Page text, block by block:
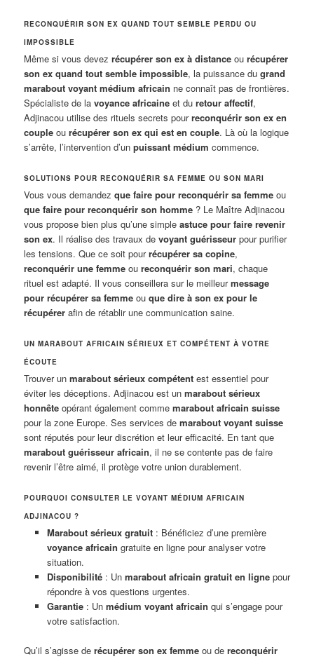
RECONQUÉRIR SON EX QUAND TOUT SEMBLE PERDU OU
IMPOSSIBLE
Même si vous devezrécupérer son ex à distance ourécupérer
son ex quand tout semble impossible, la puissance dugrand
marabout voyant médium africain ne connaît pas de frontières.
Spécialiste de lavoyance africaine et duretour affectif,
Adjinacou utilise des rituels secrets pourreconquérir son ex en
couple ourécupérer son ex qui est en couple. Là où la logique
s’arrête, l’intervention d’unpuissant médium commence.
SOLUTIONS POUR RECONQUÉRIR SA FEMME OU SON MARI
Vous vous demandezque faire pour reconquérir sa femme ou
que faire pour reconquérir son homme ? Le Maître Adjinacou
vous propose bien plus qu’une simpleastuce pour faire revenir
son ex. Il réalise des travaux devoyant guérisseur pour purifier
les tensions. Que ce soit pourrécupérer sa copine,
reconquérir une femme oureconquérir son mari, chaque
rituel est adapté. Il vous conseillera sur le meilleurmessage
pour récupérer sa femme ouque dire à son ex pour le
récupérer afin de rétablir une communication saine.
UN MARABOUT AFRICAIN SÉRIEUX ET COMPÉTENT À VOTRE
ÉCOUTE
Trouver unmarabout sérieux compétent est essentiel pour
éviter les déceptions. Adjinacou est unmarabout sérieux
honnête opérant également commemarabout africain suisse
pour la zone Europe. Ses services demarabout voyant suisse
sont réputés pour leur discrétion et leur efficacité. En tant que
marabout guérisseur africain, il ne se contente pas de faire
revenir l’être aimé, il protège votre union durablement.
POURQUOI CONSULTER LE VOYANT MÉDIUM AFRICAIN
ADJINACOU ?
Marabout sérieux gratuit: Bénéficiez d’une première
voyance africain gratuite en ligne pour analyser votre
situation.
Disponibilité: Un marabout africain gratuit en lignepour
répondre à vos questions urgentes.
Garantie: Un médium voyant africain qui s’engage pour
votre satisfaction.
Qu’il s’agisse derécupérer son ex femme ou dereconquérir